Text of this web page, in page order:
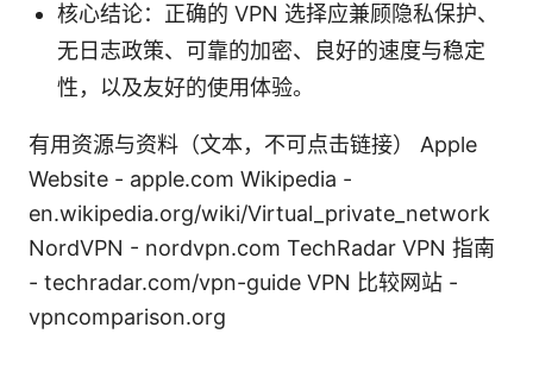
核心结论：正确的 VPN 选择应兼顾隐私保护、
无日志政策、可靠的加密、良好的速度与稳定
性，以及友好的使用体验。
有用资源与资料（文本，不可点击链接） Apple
Website - apple.com Wikipedia -
en.wikipedia.org/wiki/Virtual_private_network
NordVPN - nordvpn.com TechRadar VPN 指南
- techradar.com/vpn-guide VPN 比较网站 -
vpncomparison.org